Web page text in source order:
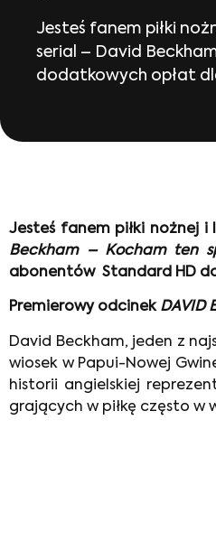
Jesteś fanem piłki
serial – David
dodatkowych opłat
Jesteś fanem piłki nożnej i
Beckham – Kocham ten
abonentów Standard HD
Premierowy odcinek DAVID
David Beckham, jeden z
wiosek w Papui-Nowej
historii angielskiej
grających w piłkę często w